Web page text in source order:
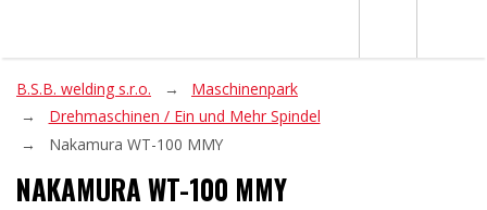
B.S.B. welding s.r.o.
Maschinenpark
Drehmaschinen / Ein und Mehr Spindel
Nakamura WT-100 MMY
NAKAMURA WT-100 MMY